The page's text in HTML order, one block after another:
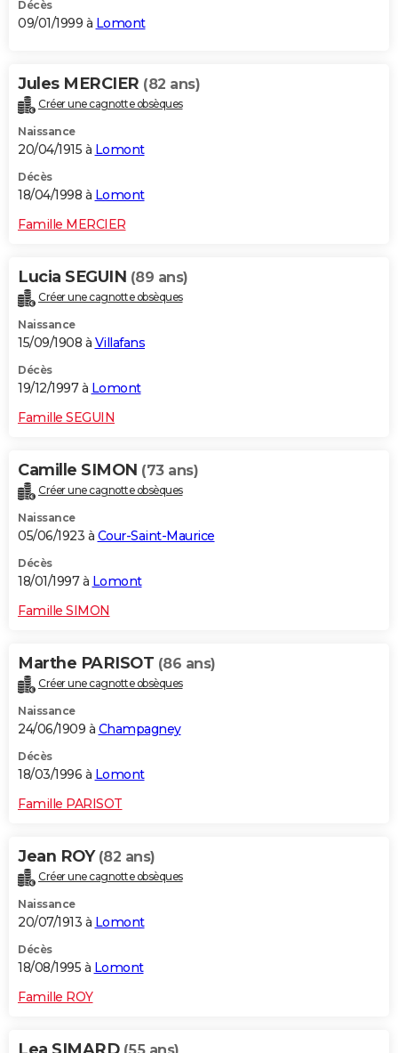
Décès
09/01/1999 à Lomont
Jules MERCIER (82 ans)
Créer une cagnotte obsèques
Naissance
20/04/1915 à Lomont
Décès
18/04/1998 à Lomont
Famille MERCIER
Lucia SEGUIN (89 ans)
Créer une cagnotte obsèques
Naissance
15/09/1908 à Villafans
Décès
19/12/1997 à Lomont
Famille SEGUIN
Camille SIMON (73 ans)
Créer une cagnotte obsèques
Naissance
05/06/1923 à Cour-Saint-Maurice
Décès
18/01/1997 à Lomont
Famille SIMON
Marthe PARISOT (86 ans)
Créer une cagnotte obsèques
Naissance
24/06/1909 à Champagney
Décès
18/03/1996 à Lomont
Famille PARISOT
Jean ROY (82 ans)
Créer une cagnotte obsèques
Naissance
20/07/1913 à Lomont
Décès
18/08/1995 à Lomont
Famille ROY